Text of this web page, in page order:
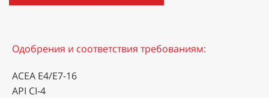
Одобрения и соответствия требованиям:
ACEA E4/E7-16
API CI-4